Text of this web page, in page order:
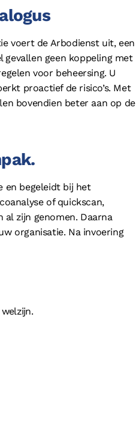
voert de Arbodienst uit, een
gevallen geen koppeling met
voor beheersing. U
proactief de risico’s. Met
bovendien beter aan op de
en begeleidt bij het
of quickscan,
al zijn genomen. Daarna
organisatie. Na invoering